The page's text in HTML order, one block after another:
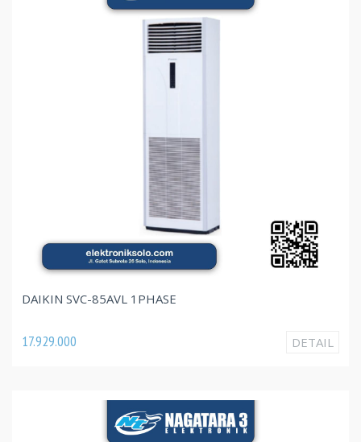
DAIKIN SVC-85AVL 1PHASE
17.929.000 DETAIL